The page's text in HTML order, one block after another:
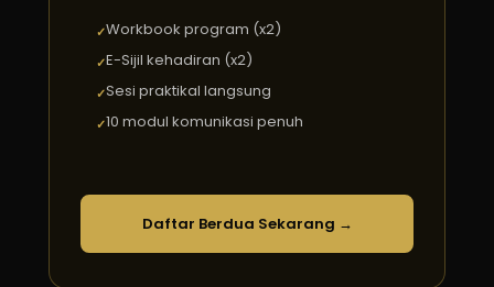
Workbook program (x2)
E-Sijil kehadiran (x2)
Sesi praktikal langsung
10 modul komunikasi penuh
Daftar Berdua Sekarang →